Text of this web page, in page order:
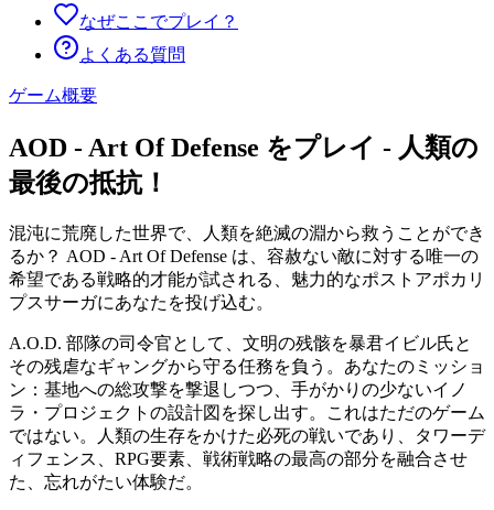
なぜここでプレイ？
よくある質問
ゲーム概要
AOD - Art Of Defense をプレイ - 人類の
最後の抵抗！
混沌に荒廃した世界で、人類を絶滅の淵から救うことができ
るか？ AOD - Art Of Defense は、容赦ない敵に対する唯一の
希望である戦略的才能が試される、魅力的なポストアポカリ
プスサーガにあなたを投げ込む。
A.O.D. 部隊の司令官として、文明の残骸を暴君イビル氏と
その残虐なギャングから守る任務を負う。あなたのミッショ
ン：基地への総攻撃を撃退しつつ、手がかりの少ないイノ
ラ・プロジェクトの設計図を探し出す。これはただのゲーム
ではない。人類の生存をかけた必死の戦いであり、タワーデ
ィフェンス、RPG要素、戦術戦略の最高の部分を融合させ
た、忘れがたい体験だ。